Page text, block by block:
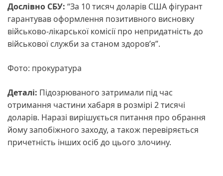
Дослівно СБУ: “За 10 тисяч доларів США фігурант
гарантував оформлення позитивного висновку
військово-лікарської комісії про непридатність до
військової служби за станом здоров’я”.
Фото: прокуратура
Деталі: Підозрюваного затримали під час
отримання частини хабаря в розмірі 2 тисячі
доларів. Наразі вирішується питання про обрання
йому запобіжного заходу, а також перевіряється
причетність інших осіб до цього злочину.